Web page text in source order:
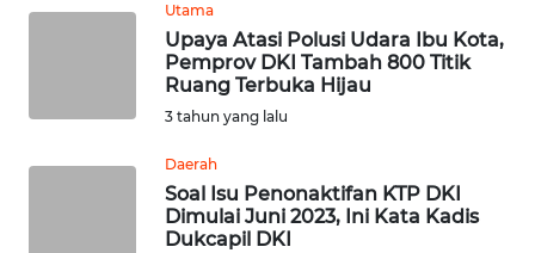
Utama
Upaya Atasi Polusi Udara Ibu Kota,
Pemprov DKI Tambah 800 Titik
Ruang Terbuka Hijau
3 tahun yang lalu
Daerah
Soal Isu Penonaktifan KTP DKI
Dimulai Juni 2023, Ini Kata Kadis
Dukcapil DKI